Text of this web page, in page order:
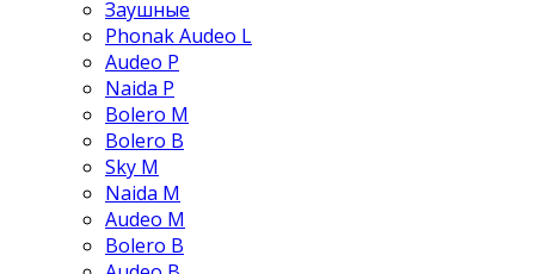
Заушные
Phonak Audeo L
Audeo P
Naida P
Bolero M
Bolero B
Sky M
Naida M
Audeo М
Bolero B